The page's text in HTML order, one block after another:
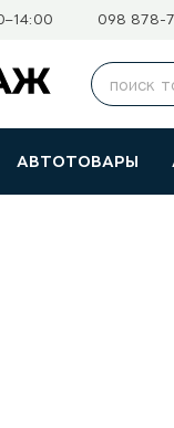
098 878-
АВТОТОВАРЫ